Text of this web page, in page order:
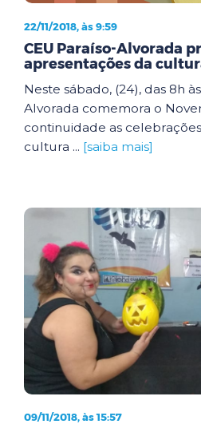
22/11/2018, às 9:59
CEU Paraíso-Alvorada
apresentações da
Neste sábado, (24), das 8h
Alvorada comemora o
continuidade as
cultura ... [saiba mais]
09/11/2018, às 15:57